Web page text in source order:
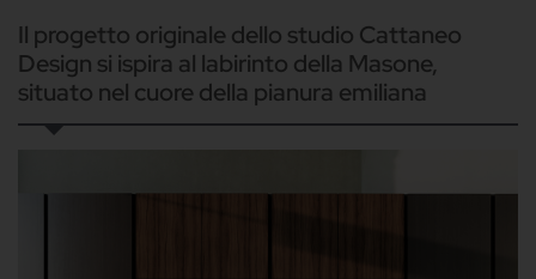
Il progetto originale dello studio Cattaneo
Design si ispira al labirinto della Masone,
situato nel cuore della pianura emiliana